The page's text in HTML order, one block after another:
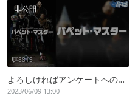
非公開
8815
よろしければアンケートへの回答をお願いします🙏
2023/06/09 13:00